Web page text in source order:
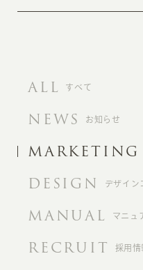
ALL すべて
NEWS お知らせ
MARKETING
DESIGN デザイン
MANUAL マニュ
RECRUIT 採用情